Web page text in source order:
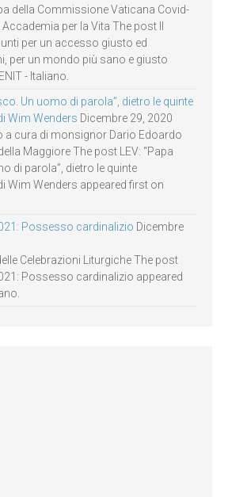
della Commissione Vaticana Covid-
per la Vita The post Il
per un accesso giusto ed
per un mondo più sano e giusto
- Italiano.
Un uomo di parola”, dietro le quinte
Wim Wenders Dicembre 29, 2020
cura di monsignor Dario Edoardo
Maggiore The post LEV: “Papa
di parola”, dietro le quinte
Wim Wenders appeared first on
Possesso cardinalizio Dicembre
Celebrazioni Liturgiche The post
Possesso cardinalizio appeared